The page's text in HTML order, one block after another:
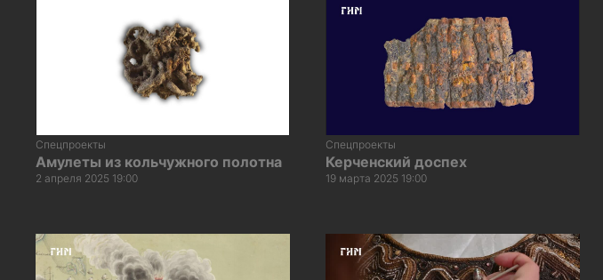
Спецпроекты
Амулеты из кольчужного полотна
2 апреля 2025 19:00
Спецпроекты
Керченский доспех
19 марта 2025 19:00